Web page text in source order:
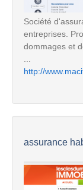
Société
entreprises.
dommages et
...
http://
assurance